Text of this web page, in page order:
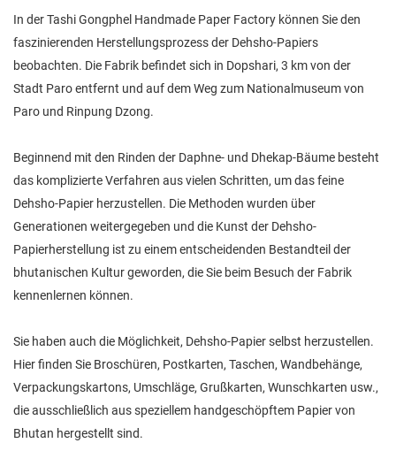
In der Tashi Gongphel Handmade Paper Factory können Sie den
faszinierenden Herstellungsprozess der Dehsho-Papiers
beobachten. Die Fabrik befindet sich in Dopshari, 3 km von der
Stadt Paro entfernt und auf dem Weg zum Nationalmuseum von
Paro und Rinpung Dzong.
Beginnend mit den Rinden der Daphne- und Dhekap-Bäume besteht
das komplizierte Verfahren aus vielen Schritten, um das feine
Dehsho-Papier herzustellen. Die Methoden wurden über
Generationen weitergegeben und die Kunst der Dehsho-
Papierherstellung ist zu einem entscheidenden Bestandteil der
bhutanischen Kultur geworden, die Sie beim Besuch der Fabrik
kennenlernen können.
Sie haben auch die Möglichkeit, Dehsho-Papier selbst herzustellen.
Hier finden Sie Broschüren, Postkarten, Taschen, Wandbehänge,
Verpackungskartons, Umschläge, Grußkarten, Wunschkarten usw.,
die ausschließlich aus speziellem handgeschöpftem Papier von
Bhutan hergestellt sind.